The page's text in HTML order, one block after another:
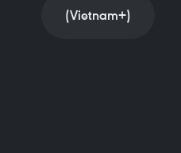
(Vietnam+)